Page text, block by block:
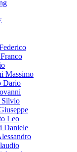
Massimo
Dario
Silvio
Leo
Daniele